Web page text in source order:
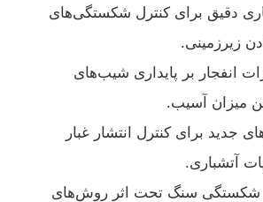
دقیق برای کنترل شکستگی‌های
زیرزمینی.
انفجار بر پایداری شیب‌های
میزان آسیب.
جدید برای کنترل انتشار غبار
آتشباری.
شکستگی سنگ تحت اثر روش‌های